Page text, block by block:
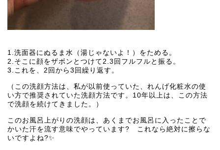
1.洗面器にぬるま水（湯じゃないよ！）をためる。
2.そこに顔をザボンとつけて2.3回フルフルと振る。
3.これを、2回から3回繰り返す。
（この洗顔方法は、私が以前使っていた、れんげ化粧水の使
い方で推奨されていた洗顔方法です。10年以上は、この方法
で洗顔を続けてきました。）
このお風呂上がりの洗顔は、あくまでお風呂に入ったことで
かいた汗を流す意味でやっています? これなら絶対に擦らな
いですよね?✨